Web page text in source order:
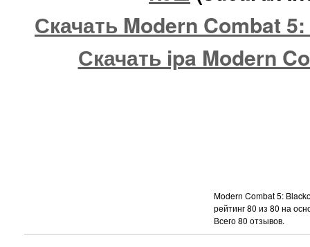
Скачать Modern Combat
Скачать ipa Modern
Modern Combat 5:
рейтинг80 из 80 на
Всего80 отзывов.